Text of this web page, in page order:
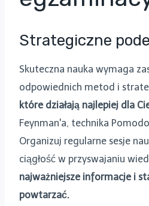
Strategiczne
Skuteczna nauka wymaga
odpowiednich metod i
które działają najlepiej dla
Feynman'a, technika
Organizuj regularne sesje
ciągłość w przyswajaniu
najważniejsze informacje i
powtarzać.